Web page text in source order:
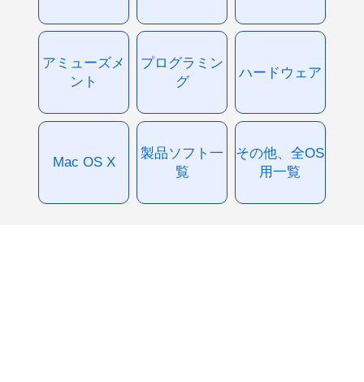
アミューズメ
ント
プログラミン
グ
ハードウェア
Mac OS X
製品ソフト一
覧
その他、全OS
用一覧